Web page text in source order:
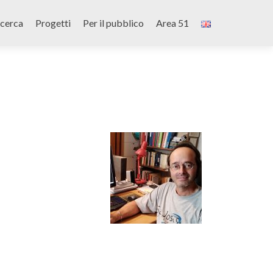
Progetti Per il pubblico Area 51